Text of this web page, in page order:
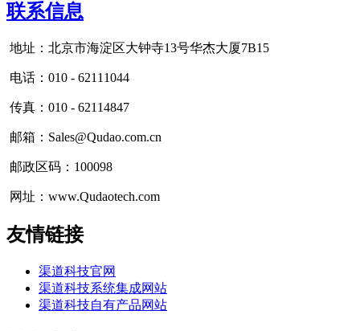
联系信息
地址：北京市海淀区大钟寺13号华杰大厦7B15
电话：010 - 62111044
传真：010 - 62114847
邮箱：Sales@Qudao.com.cn
邮政区码：100098
网址：www.Qudaotech.com
友情链接
渠道科技官网
渠道科技系统集成网站
渠道科技自有产品网站